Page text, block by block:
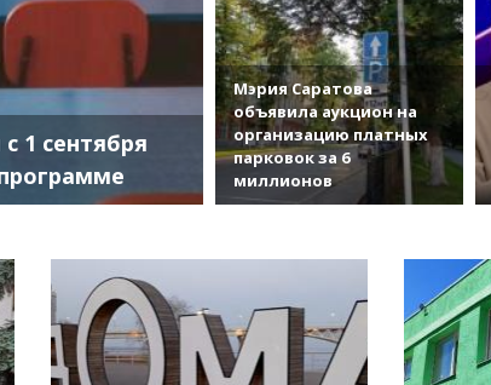
1 сентября
Мэрия Саратова
объявила аукцион на
организацию платных
парковок за 6
миллионов